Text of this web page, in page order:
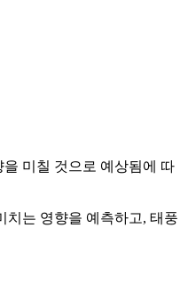
미칠 것으로 예상됨에 따
치는 영향을 예측하고, 태풍